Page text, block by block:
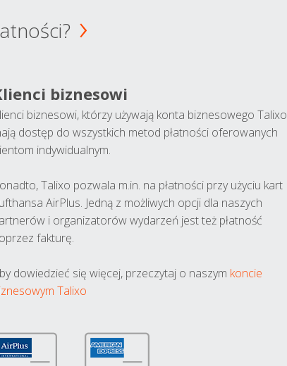
biznesowi
biznesowi, którzy używają konta biznesowego Talixo
dostęp do wszystkich metod płatności oferowanych
indywidualnym.
Talixo pozwala m.in. na płatności przy użyciu kart
AirPlus. Jedną z możliwych opcji dla naszych
i organizatorów wydarzeń jest też płatność
fakturę.
dowiedzieć się więcej, przeczytaj o naszym koncie
Talixo